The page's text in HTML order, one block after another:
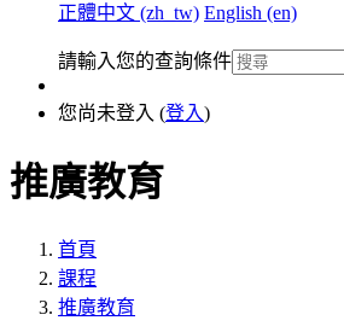
正體中文 ‎(zh_tw)‎ English ‎(en)‎
請輸入您的查詢條件
您尚未登入 (登入)
推廣教育
首頁
課程
推廣教育